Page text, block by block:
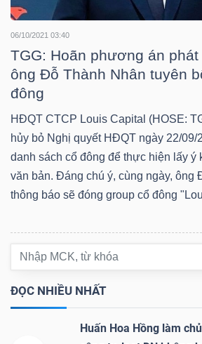
06/10/2021 03:40
TGG: Hoãn phương án
ông Đỗ Thành Nhân tuyên
đông
HĐQT CTCP Louis Capital (HOSE:
hủy bỏ Nghị quyết HĐQT ngày 22/09/
danh sách cổ đông để thực hiện lấy ý
văn bản. Đáng chú ý, cùng ngày, ông
thông báo sẽ đóng group cổ đông
ĐỌC NHIỀU NHẤT
Huấn Hoa Hồng làm
ĐÔNG
DƯƠNG
TÀI
CHÍNH
CÁ
NHÂN
PHÂN
TÍCH
VIETSTOCKFINANCE